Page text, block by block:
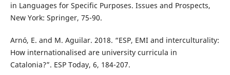
in Languages for Specific Purposes. Issues and Prospects,
New York: Springer, 75-90.
Arnó, E. and M. Aguilar. 2018. “ESP, EMI and interculturality:
How internationalised are university curricula in
Catalonia?”. ESP Today, 6, 184-207.